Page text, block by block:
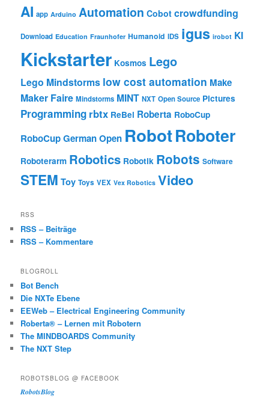
AI app Arduino Automation Cobot crowdfunding
Download Education Fraunhofer Humanoid IDS igus irobot KI
Kickstarter Kosmos Lego
Lego Mindstorms low cost automation Make
Maker Faire Mindstorms MINT NXT Open Source Pictures
Programming rbtx ReBel Roberta RoboCup
RoboCup German Open RobotRoboter
Roboterarm Robotics Robotik Robots Software
STEM Toy Toys VEX Vex Robotics Video
RSS
RSS – Beiträge
RSS – Kommentare
BLOGROLL
Bot Bench
Die NXTe Ebene
EEWeb – Electrical Engineering Community
Roberta® – Lernen mit Robotern
The MINDBOARDS Community
The NXT Step
ROBOTSBLOG @ FACEBOOK
RobotsBlog